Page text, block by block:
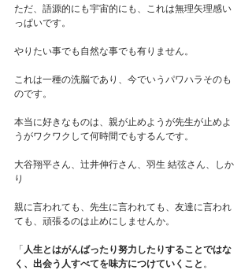
ただ、語源的にも宇宙的にも、これは無理矢理感い
っぱいです。
やりたい事でも自然な事でも有りません。
これは一種の洗脳であり、今でいうパワハラそのも
のです。
本当に好きなものは、親が止めようが先生が止めよ
うがワクワクして何時間でもするんです。
大谷翔平さん、辻井伸行さん、羽生 結弦さん、しか
り
親に言われても、先生に言われても、友達に言われ
ても、頑張るのは止めにしませんか。
「 人生とはがんばったり努力したりすることではな
く、出会う人すべてを味方につけていくこと 。